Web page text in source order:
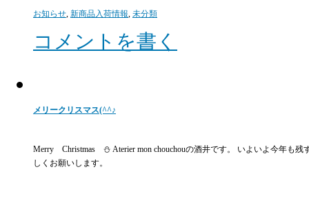
お知らせ 新商品入荷情報 未分類
コメントを書く
メリークリスマス(^^♪
Merry Christmas ⛄ Aterier mon chouchouの酒井です。 いよいよ今年も
しくお願いします。